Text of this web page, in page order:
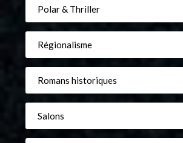
Polar & Thriller
Régionalisme
Romans historiques
Salons